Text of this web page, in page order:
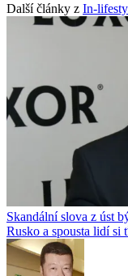
Další články z In-
Skandální slova z úst
Rusko a spousta lidí si